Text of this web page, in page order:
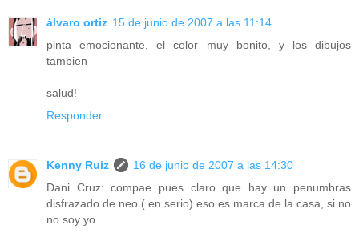
álvaro ortiz 15 de junio de 2007 a las 11:14
pinta emocionante, el color muy bonito, y los dibujos
tambien
salud!
Responder
Kenny Ruiz
16 de junio de 2007 a las 14:30
Dani Cruz: compae pues claro que hay un penumbras
disfrazado de neo ( en serio) eso es marca de la casa, si no
no soy yo.